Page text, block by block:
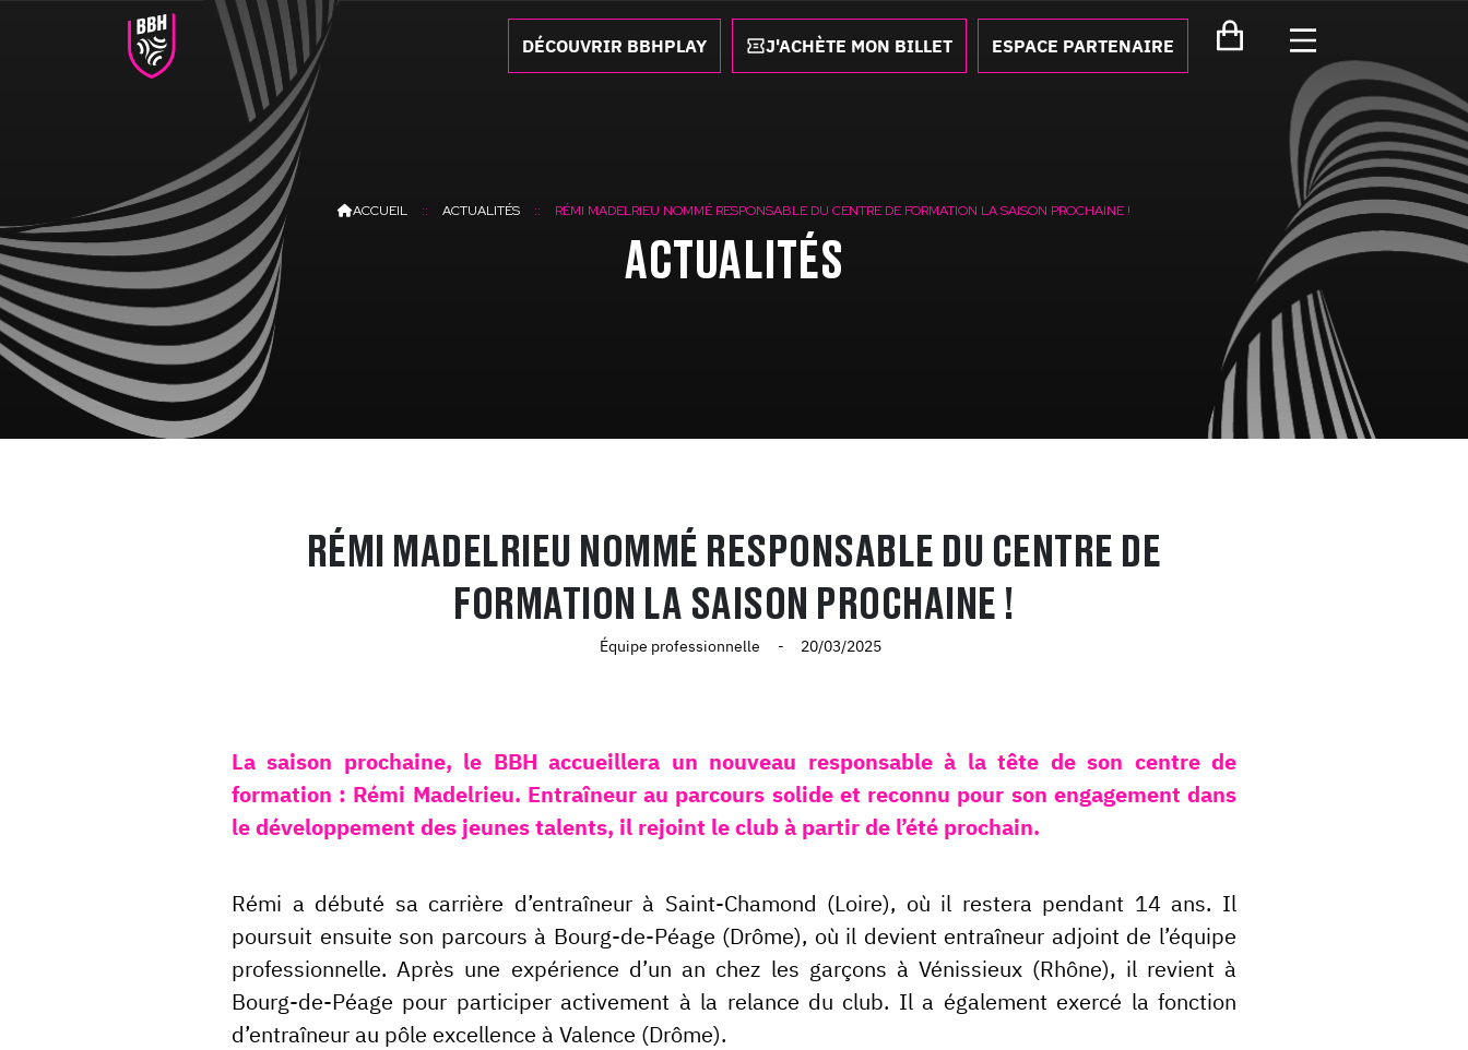
DÉCOUVRIR BBHPLAY J'ACHÈTE MON BILLET ESPACE PARTENAIRE
ACCUEIL ACTUALITÉS RÉMI MADELRIEU NOMMÉ RESPONSABLE DU CENTRE DE FORMATION LA SAISON PROCHAINE !
ACTUALITÉS
RÉMI MADELRIEU NOMMÉ RESPONSABLE DU CENTRE DE
FORMATION LA SAISON PROCHAINE !
Équipe professionnelle 20/03/2025
La saison prochaine, le BBH accueillera un nouveau responsable à la tête de son centre de
formation : Rémi Madelrieu. Entraîneur au parcours solide et reconnu pour son engagement dans
le développement des jeunes talents, il rejoint le club à partir de l’été prochain.
Rémi a débuté sa carrière d’entraîneur à Saint-Chamond (Loire), où il restera pendant 14 ans. Il
poursuit ensuite son parcours à Bourg-de-Péage (Drôme), où il devient entraîneur adjoint de l’équipe
professionnelle. Après une expérience d’un an chez les garçons à Vénissieux (Rhône), il revient à
Bourg-de-Péage pour participer activement à la relance du club. Il a également exercé la fonction
d’entraîneur au pôle excellence à Valence (Drôme).